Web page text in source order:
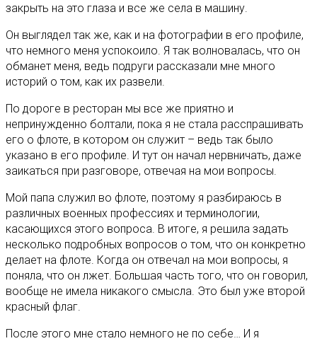
закрыть на это глаза и все же села в машину.
Он выглядел так же, как и на фотографии в его профиле,
что немного меня успокоило. Я так волновалась, что он
обманет меня, ведь подруги рассказали мне много
историй о том, как их развели.
По дороге в ресторан мы все же приятно и
непринужденно болтали, пока я не стала расспрашивать
его о флоте, в котором он служит – ведь так было
указано в его профиле. И тут он начал нервничать, даже
заикаться при разговоре, отвечая на мои вопросы.
Мой папа служил во флоте, поэтому я разбираюсь в
различных военных профессиях и терминологии,
касающихся этого вопроса. В итоге, я решила задать
несколько подробных вопросов о том, что он конкретно
делает на флоте. Когда он отвечал на мои вопросы, я
поняла, что он лжет. Большая часть того, что он говорил,
вообще не имела никакого смысла. Это был уже второй
красный флаг.
После этого мне стало немного не по себе… И я